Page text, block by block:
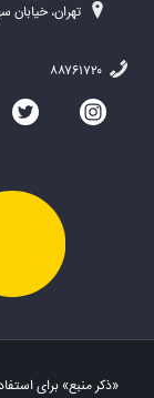
تهران،
«ذکر منبع» برای